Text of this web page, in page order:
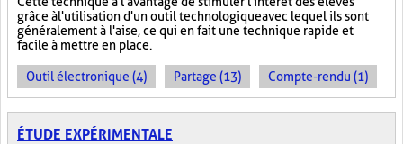
grâce à l'utilisation d'un outil technologique avec lequel ils sont
généralement à l'aise, ce qui en fait une technique rapide et
facile à mettre en place.
Outil électronique (4) Partage (13) Compte-rendu (1)
ÉTUDE EXPÉRIMENTALE